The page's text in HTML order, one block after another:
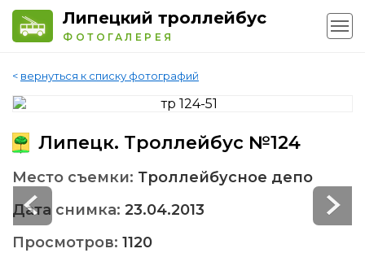
Липецкий троллейбус
ФОТОГАЛЕРЕЯ
< вернуться к списку фотографий
Липецк. Троллейбус №124
Место съемки: Троллейбусное депо
Дата снимка: 23.04.2013
Просмотров: 1120